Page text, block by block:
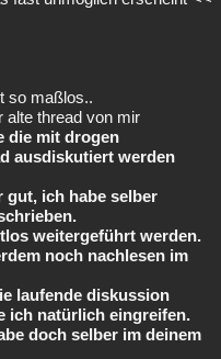
so maßlos..
alte thread von mir
die mit drogen
ausdiskutiert werden
gut, ich habe selber
weitergeführt werden.
noch nachlesen im
laufende diskussion
ich natürlich eingreifen.
doch selber im deinem